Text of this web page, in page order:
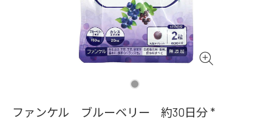
ファンケル ブルーベリー 約30日分 *